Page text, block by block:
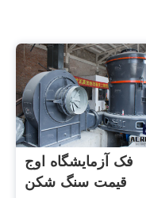
فک آزمایشگاه اوج
قیمت سنگ شکن